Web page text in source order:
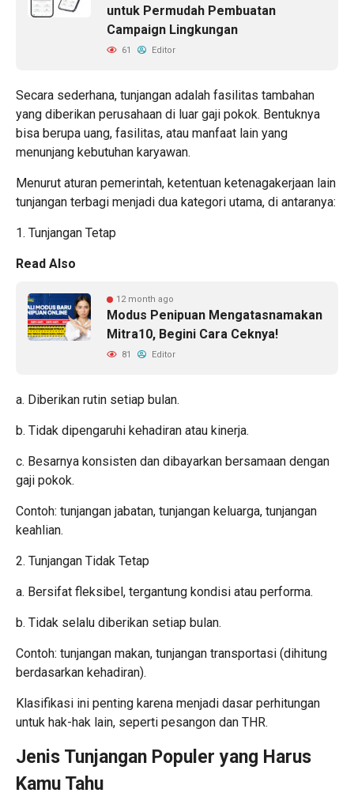
untuk Permudah Pembuatan
Campaign Lingkungan
61 Editor
Secara sederhana, tunjangan adalah fasilitas tambahan
yang diberikan perusahaan di luar gaji pokok. Bentuknya
bisa berupa uang, fasilitas, atau manfaat lain yang
menunjang kebutuhan karyawan.
Menurut aturan pemerintah, ketentuan ketenagakerjaan lain
tunjangan terbagi menjadi dua kategori utama, di antaranya:
1. Tunjangan Tetap
Read Also
12 month ago
Modus Penipuan Mengatasnamakan
Mitra10, Begini Cara Ceknya!
81 Editor
a. Diberikan rutin setiap bulan.
b. Tidak dipengaruhi kehadiran atau kinerja.
c. Besarnya konsisten dan dibayarkan bersamaan dengan
gaji pokok.
Contoh: tunjangan jabatan, tunjangan keluarga, tunjangan
keahlian.
2. Tunjangan Tidak Tetap
a. Bersifat fleksibel, tergantung kondisi atau performa.
b. Tidak selalu diberikan setiap bulan.
Contoh: tunjangan makan, tunjangan transportasi (dihitung
berdasarkan kehadiran).
Klasifikasi ini penting karena menjadi dasar perhitungan
untuk hak-hak lain, seperti pesangon dan THR.
Jenis Tunjangan Populer yang Harus
Kamu Tahu